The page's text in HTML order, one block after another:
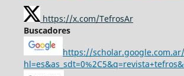
https://x.com/TefrosAr
Buscadores
https://